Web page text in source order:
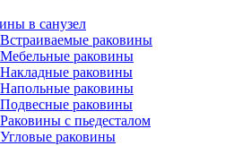
в санузел
Встраиваемые раковины
Мебельные раковины
Накладные раковины
Напольные раковины
Подвесные раковины
Раковины с пьедесталом
Угловые раковины